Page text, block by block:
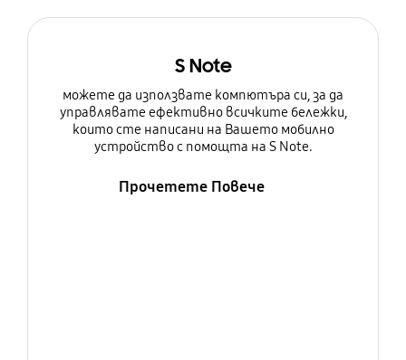
S Note
можете да използвате компютъра си, за да
управлявате ефективно всичките бележки,
които сте написани на Вашето мобилно
устройство с помощта на S Note.
Прочетете Повече